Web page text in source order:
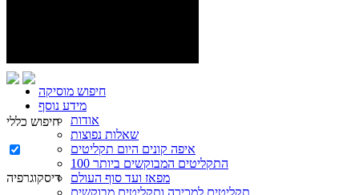
חיפוש מוסיקה
מידע נוסף
אודות
שאלות נפוצות
איפה קונים היום תקליטים
100 התקליטים המבוקשים ביותר
מפאז ועד סוף העולם
תקליטים למכירה ותקליטים מבוקשים
חיפוש כללי
דיסקוגרפיה